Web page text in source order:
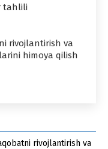
tahlili
rivojlantirish va
himoya qilish
rivojlantirish va